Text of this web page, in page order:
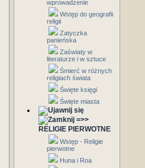
wprowadzenie
Wstęp do geografii
religii
Zatyczka
panieńska
Zaświaty w
literaturze i w sztuce
Śmierć w różnych
religiach świata
Święte księgi
Święte miasta
=>>
RELIGIE PIERWOTNE
Wstęp - Religie
pierwotne
Huna i Roa